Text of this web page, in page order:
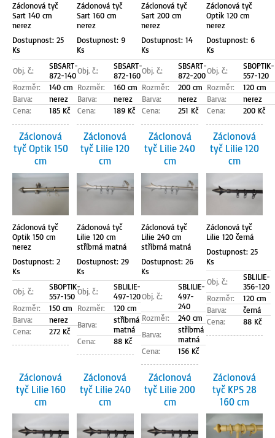
Záclonová tyč
Sart 140 cm
nerez
Dostupnost: 25
Ks
Obj. č.:
SBSART-
872-140
Rozměr:
140 cm
Barva:
nerez
Cena:
185 Kč
Záclonová tyč
Sart 160 cm
nerez
Dostupnost: 9
Ks
Obj. č.:
SBSART-
872-160
Rozměr:
160 cm
Barva:
nerez
Cena:
189 Kč
Záclonová tyč
Sart 200 cm
nerez
Dostupnost: 14
Ks
Obj. č.:
SBSART-
872-200
Rozměr:
200 cm
Barva:
nerez
Cena:
251 Kč
Záclonová tyč
Optik 120 cm
nerez
Dostupnost: 6
Ks
Obj. č.:
SBOPTIK-
557-120
Rozměr:
120 cm
Barva:
nerez
Cena:
200 Kč
Záclonová
tyč Optik 150
cm
Záclonová tyč
Optik 150 cm
nerez
Dostupnost: 2
Ks
Obj. č.:
SBOPTIK-
557-150
Rozměr:
150 cm
Barva:
nerez
Cena:
272 Kč
Záclonová
tyč Lilie 120
cm
Záclonová tyč
Lilie 120 cm
stříbrná matná
Dostupnost: 29
Ks
Obj. č.:
SBLILIE-
497-120
Rozměr:
120 cm
Barva:
stříbrná
matná
Cena:
88 Kč
Záclonová
tyč Lilie 240
cm
Záclonová tyč
Lilie 240 cm
stříbrná matná
Dostupnost: 26
Ks
Obj. č.:
SBLILIE-
497-
240
Rozměr:
240 cm
Barva:
stříbrná
matná
Cena:
156 Kč
Záclonová
tyč Lilie 120
cm
Záclonová tyč
Lilie 120 černá
Dostupnost: 25
Ks
Obj. č.:
SBLILIE-
356-120
Rozměr:
120 cm
Barva:
černá
Cena:
88 Kč
Záclonová
tyč Lilie 160
cm
Záclonová
tyč Lilie 240
cm
Záclonová
tyč Lilie 200
cm
Záclonová
tyč KPS 28
160 cm